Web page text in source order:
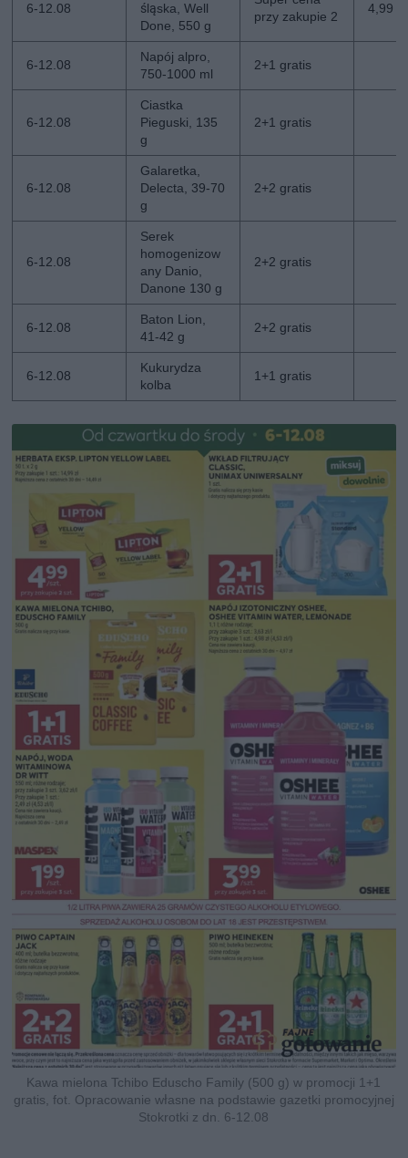
6-12.08
śląska, Well
Done, 550 g
przy zakupie 2
4,99
6-12.08
Napój alpro,
750-1000 ml
2+1 gratis
6-12.08
Ciastka
Pieguski, 135
g
2+1 gratis
6-12.08
Galaretka,
Delecta, 39-70
g
2+2 gratis
6-12.08
Serek
homogenizow
any Danio,
Danone 130 g
2+2 gratis
6-12.08
Baton Lion,
41-42 g
2+2 gratis
6-12.08
Kukurydza
kolba
1+1 gratis
Kawa mielona Tchibo Eduscho Family (500 g) w promocji 1+1
gratis, fot. Opracowanie własne na podstawie gazetki promocyjnej
Stokrotki z dn. 6-12.08